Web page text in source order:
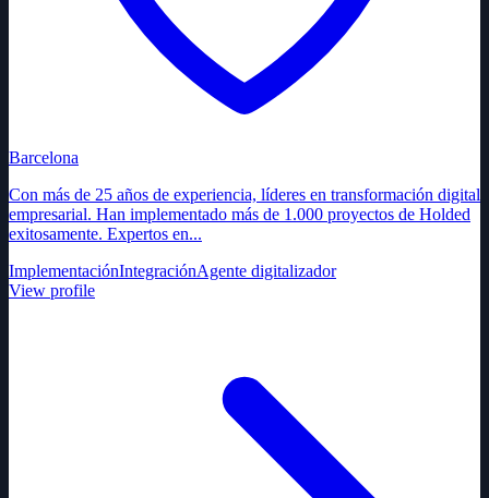
Barcelona
Con más de 25 años de experiencia, líderes en transformación digital
empresarial. Han implementado más de 1.000 proyectos de Holded
exitosamente. Expertos en...
ImplementaciónIntegraciónAgente digitalizador
View profile